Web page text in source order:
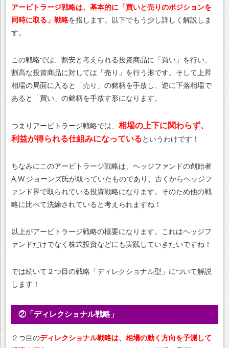
アービトラージ戦略は、基本的に「買いと売りのポジションを
同時に取る」戦略を指します。以下でもう少し詳しく解説しま
す。
この戦略では、割安と考えられる投資商品に「買い」を行い、
割高な投資商品に対しては「売り」を行う形です。そして上昇
相場の局面に入ると「売り」の銘柄を手放し、逆に下落相場で
あると「買い」の銘柄を手放す形になります。
つまりアービトラージ戦略では、 相場の上下に関わらず、
利益が得られる仕組みになっているというわけです！
ちなみにこのアービトラージ戦略は、ヘッジファンドの創始者
A.W.ジョーンズ氏が取っていたものであり、古くからヘッジフ
ァンド界で取られている投資戦略になります。そのため他の戦
略に比べて洗練されていると考えられますね！
以上がアービトラージ戦略の概要になります。これはヘッジフ
ァンドだけでなく株式投資などにも実践していきたいですね！
では続いて２つ目の戦略「ディレクショナル型」について解説
します！
②「ディレクショナル戦略」
２つ目のディレクショナル戦略は、相場の動く方向を予測して